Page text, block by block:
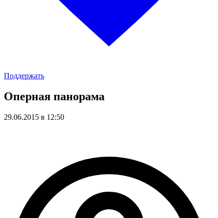
Поддержать
Оперная панорама
29.06.2015 в 12:50